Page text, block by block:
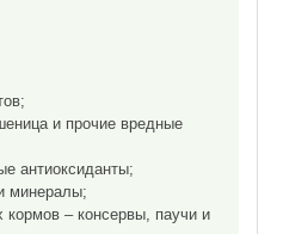
и прочие вредные
антиоксиданты;
минералы;
кормов – консервы, паучи и